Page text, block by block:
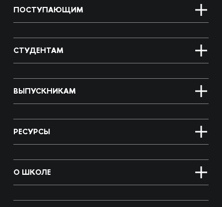
ПОСТУПАЮЩИМ
СТУДЕНТАМ
ВЫПУСКНИКАМ
РЕСУРСЫ
О ШКОЛЕ